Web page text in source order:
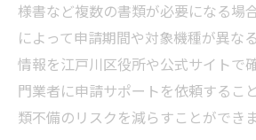
様書など複数の書類が必要になる場
によって申請期間や対象機種が異な
情報を江戸川区役所や公式サイトで
門業者に申請サポートを依頼するこ
類不備のリスクを減らすことができま